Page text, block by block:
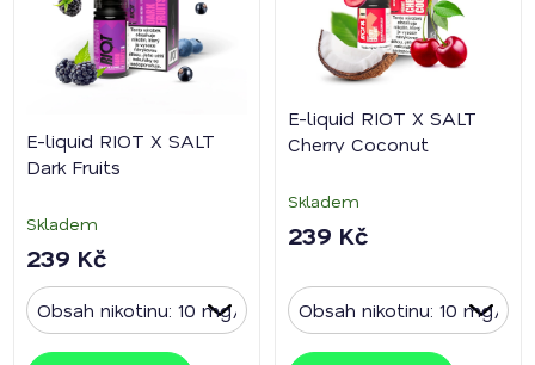
u
ů
E-liquid RIOT X SALT
Dark Fruits
Skladem
239 Kč
E-liquid RIOT X SALT
Cherry Coconut
Skladem
239 Kč